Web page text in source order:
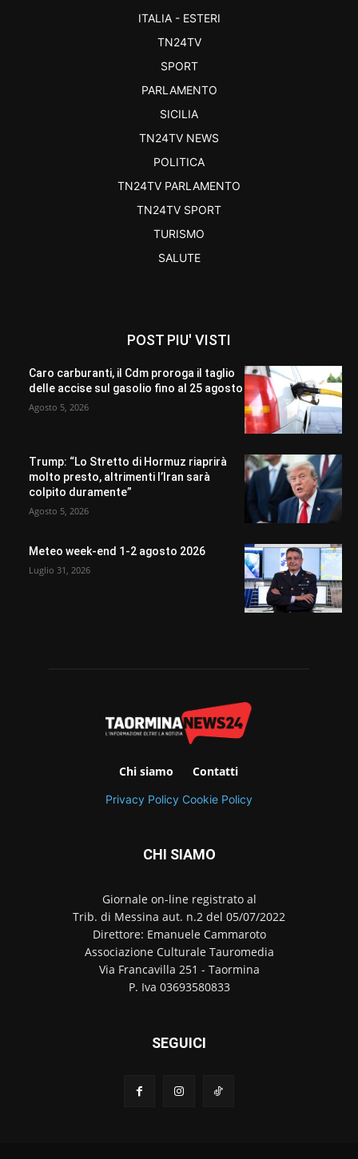
ITALIA - ESTERI
TN24TV
SPORT
PARLAMENTO
SICILIA
TN24TV NEWS
POLITICA
TN24TV PARLAMENTO
TN24TV SPORT
TURISMO
SALUTE
POST PIU' VISTI
Caro carburanti, il Cdm proroga il taglio
delle accise sul gasolio fino al 25 agosto
Agosto 5, 2026
Trump: “Lo Stretto di Hormuz riaprirà
molto presto, altrimenti l’Iran sarà
colpito duramente”
Agosto 5, 2026
Meteo week-end 1-2 agosto 2026
Luglio 31, 2026
Chi siamo Contatti
Privacy Policy Cookie Policy
CHI SIAMO
Giornale on-line registrato al
Trib. di Messina aut. n.2 del 05/07/2022
Direttore: Emanuele Cammaroto
Associazione Culturale Tauromedia
Via Francavilla 251 - Taormina
P. Iva 03693580833
SEGUICI